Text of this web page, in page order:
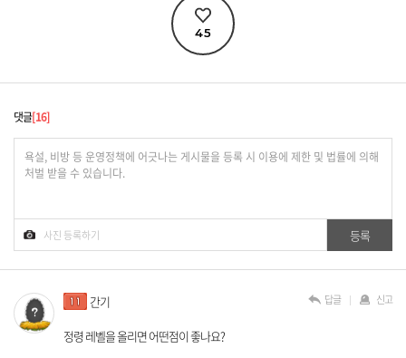
45
댓글 16
간기
정령 레벨을 올리면 어떤점이 좋나요?
답글 신고